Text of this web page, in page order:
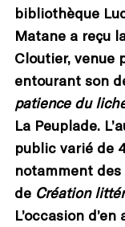
bibliothèque
Matane a reçu
Cloutier, venue
entourant son
patience du
La Peuplade.
public varié de
notamment
de Création
L’occasion